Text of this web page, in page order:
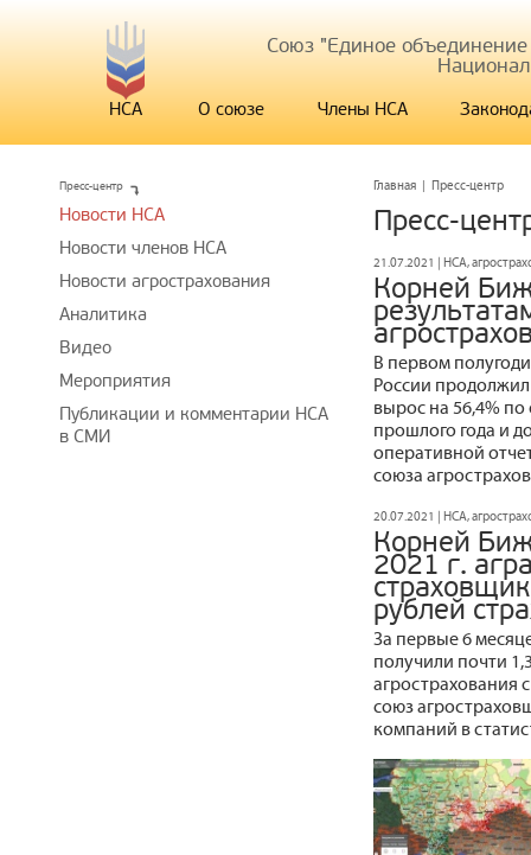
Союз "Единое
НСА О союзе Члены НСА
Главная | Пресс-центр
Пресс-
21.07.2021 | НСА,
Корней
В первом
России
вырос на 56,4%
прошлого года и
оперативной
союза
20.07.2021 | НСА,
Корней
2021 г.
рублей
За первые 6
получили почти
агрострахования
союз
компаний в
Пресс-центр
Новости НСА
Новости членов НСА
Новости агрострахования
Аналитика
Видео
Мероприятия
Публикации и комментарии НСА
в СМИ